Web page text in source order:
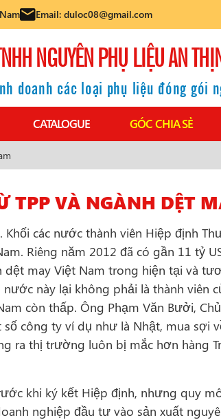
Email: duloc08@gmail.com
NGUYÊN PHỤ LIỆU AN
doanh các loại phụ liệu đóng gói
CATALOGUE GÓC CHIA SẺ
TPP VÀ NGÀNH DỆT
các nước thành viên Hiệp định
Riêng năm 2012 đã có gần 11 tỷ
may Việt Nam trong hiện tại và
này lại không phải là thành viên
còn thấp. Ông Phạm Văn Bưởi,
công ty ví dụ như là Nhật, mua
ra thị trường luôn bị mắc hơn hàng
khi ký kết Hiệp định, nhưng quy
nghiệp đầu tư vào sản xuất